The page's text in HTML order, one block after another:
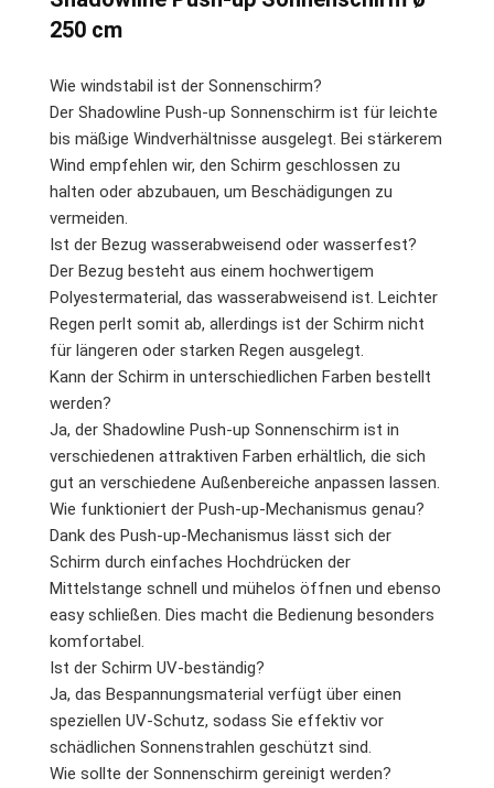
250 cm
Wie windstabil ist der Sonnenschirm?
Der Shadowline Push-up Sonnenschirm ist für leichte
bis mäßige Windverhältnisse ausgelegt. Bei stärkerem
Wind empfehlen wir, den Schirm geschlossen zu
halten oder abzubauen, um Beschädigungen zu
vermeiden.
Ist der Bezug wasserabweisend oder wasserfest?
Der Bezug besteht aus einem hochwertigem
Polyestermaterial, das wasserabweisend ist. Leichter
Regen perlt somit ab, allerdings ist der Schirm nicht
für längeren oder starken Regen ausgelegt.
Kann der Schirm in unterschiedlichen Farben bestellt
werden?
Ja, der Shadowline Push-up Sonnenschirm ist in
verschiedenen attraktiven Farben erhältlich, die sich
gut an verschiedene Außenbereiche anpassen lassen.
Wie funktioniert der Push-up-Mechanismus genau?
Dank des Push-up-Mechanismus lässt sich der
Schirm durch einfaches Hochdrücken der
Mittelstange schnell und mühelos öffnen und ebenso
easy schließen. Dies macht die Bedienung besonders
komfortabel.
Ist der Schirm UV-beständig?
Ja, das Bespannungsmaterial verfügt über einen
speziellen UV-Schutz, sodass Sie effektiv vor
schädlichen Sonnenstrahlen geschützt sind.
Wie sollte der Sonnenschirm gereinigt werden?